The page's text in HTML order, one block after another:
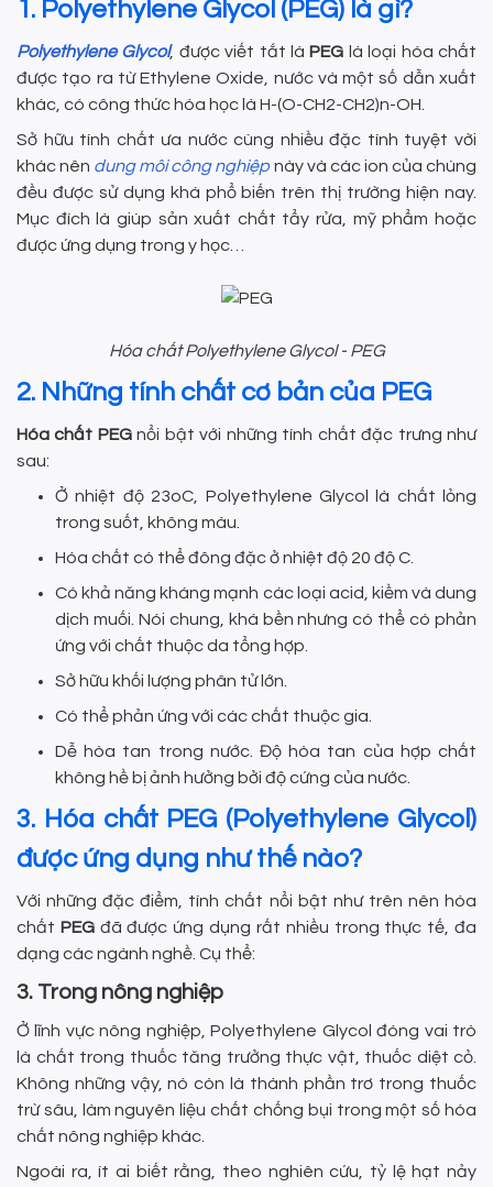
1. Polyethylene Glycol (PEG) là gì?
Polyethylene Glycol, được viết tắt là PEG là loại hóa chất
được tạo ra từ Ethylene Oxide, nước và một số dẫn xuất
khác, có công thức hóa học là H-(O-CH2-CH2)n-OH.
Sở hữu tính chất ưa nước cùng nhiều đặc tính tuyệt vời
khác nên dung môi công nghiệp này và các ion của chúng
đều được sử dụng khá phổ biến trên thị trường hiện nay.
Mục đích là giúp sản xuất chất tẩy rửa, mỹ phẩm hoặc
được ứng dụng trong y học…
Hóa chất Polyethylene Glycol - PEG
2. Những tính chất cơ bản của PEG
Hóa chất PEGnổi bật với những tính chất đặc trưng như
sau:
Ở nhiệt độ 23oC, Polyethylene Glycol là chất lỏng
trong suốt, không màu.
Hóa chất có thể đông đặc ở nhiệt độ 20 độ C.
Có khả năng kháng mạnh các loại acid, kiềm và dung
dịch muối. Nói chung, khá bền nhưng có thể có phản
ứng với chất thuộc da tổng hợp.
Sở hữu khối lượng phân tử lớn.
Có thể phản ứng với các chất thuộc gia.
Dễ hòa tan trong nước. Độ hòa tan của hợp chất
không hề bị ảnh hưởng bởi độ cứng của nước.
3. Hóa chất PEG (Polyethylene Glycol)
được ứng dụng như thế nào?
Với những đặc điểm, tính chất nổi bật như trên nên hóa
chất PEGđã được ứng dụng rất nhiều trong thực tế, đa
dạng các ngành nghề. Cụ thể:
3. Trong nông nghiệp
Ở lĩnh vực nông nghiệp, Polyethylene Glycol đóng vai trò
là chất trong thuốc tăng trưởng thực vật, thuốc diệt cỏ.
Không những vậy, nó còn là thành phần trơ trong thuốc
trừ sâu, làm nguyên liệu chất chống bụi trong một số hóa
chất nông nghiệp khác.
Ngoài ra, ít ai biết rằng, theo nghiên cứu, tỷ lệ hạt nảy